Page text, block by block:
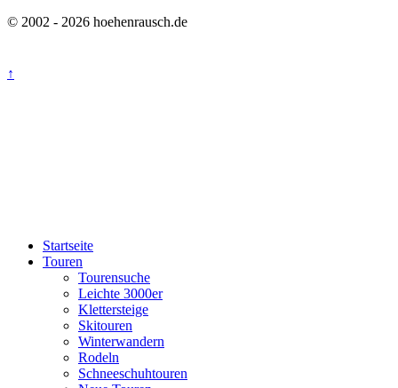
© 2002 - 2026 hoehenrausch.de
↑
Startseite
Touren
Tourensuche
Leichte 3000er
Klettersteige
Skitouren
Winterwandern
Rodeln
Schneeschuhtouren